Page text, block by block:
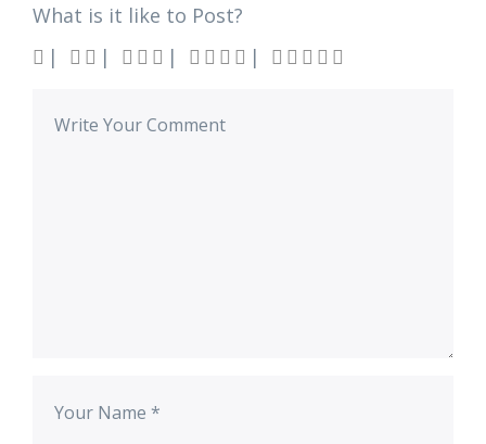
What is it like to Post?